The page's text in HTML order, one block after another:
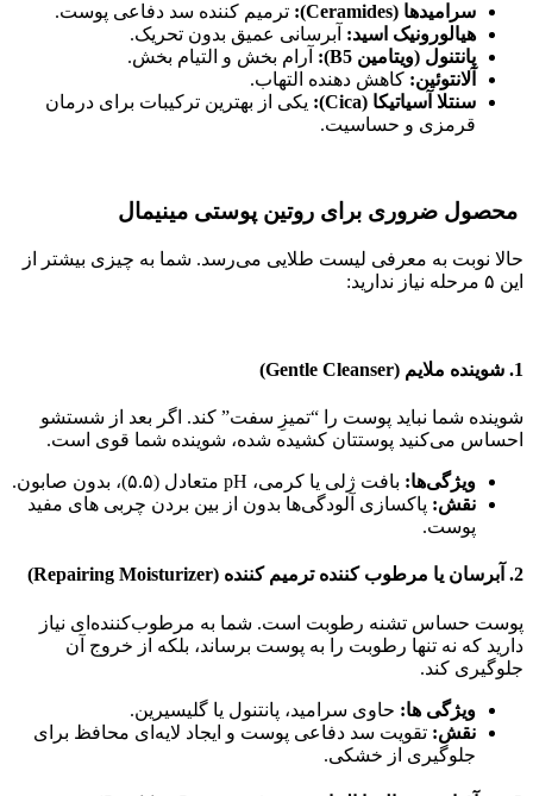
سرامیدها (Ceramides):
ترمیم‌ کننده سد دفاعی پوست.
هیالورونیک اسید: آبرسانی عمیق بدون تحریک.
پانتنول (ویتامین B5):
آرام‌ بخش و التیام‌ بخش.
آلانتوئین: کاهش‌ دهنده التهاب.
سنتلا آسیاتیکا (Cica):
یکی از بهترین ترکیبات برای درمان
قرمزی و حساسیت.
محصول ضروری برای روتین پوستی مینیمال
حالا نوبت به معرفی لیست طلایی می‌رسد. شما به چیزی بیشتر از
این ۵ مرحله نیاز ندارید:
1. شوینده ملایم (Gentle Cleanser)
شوینده شما نباید پوست را “تمیزِ سفت” کند. اگر بعد از شستشو
احساس می‌کنید پوستتان کشیده شده، شوینده شما قوی است.
ویژگی‌ها: بافت ژلی یا کرمی، pH متعادل (۵.۵)، بدون صابون.
نقش: پاکسازی آلودگی‌ها بدون از بین بردن چربی‌ های مفید
پوست.
2. آبرسان یا مرطوب‌ کننده ترمیم‌ کننده (Repairing Moisturizer)
پوست حساس تشنه رطوبت است. شما به مرطوب‌کننده‌ای نیاز
دارید که نه تنها رطوبت را به پوست برساند، بلکه از خروج آن
جلوگیری کند.
ویژگی‌ ها: حاوی سرامید، پانتنول یا گلیسیرین.
نقش: تقویت سد دفاعی پوست و ایجاد لایه‌ای محافظ برای
جلوگیری از خشکی.